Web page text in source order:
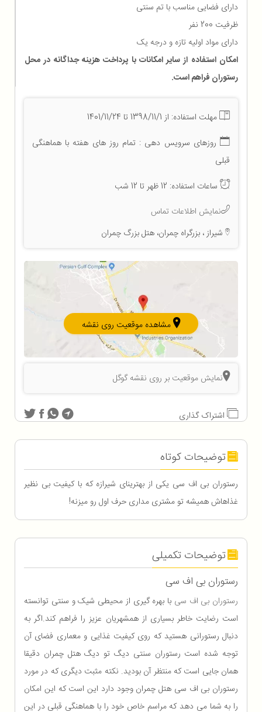
دارای فضایی مناسب با تم سنتی
ظرفیت 200 نفر
دارای مواد اولیه تازه و درجه یک
امکان استفاده از سایر امکانات با پرداخت هزینه جداگانه در محل
رستوران فراهم است.
مهلت استفاده: از 1398/11/1 تا 1401/11/24
روزهای سرویس دهی : تمام روز های هفته با هماهنگی
قبلی
ساعات استفاده: 12 ظهر تا 12 شب
نمایش اطلاعات تماس
شیراز ، بزرگراه چمران، هتل بزرگ چمران
مشاهده موقعیت روی نقشه
نمایش موقعیت بر روی نقشه گوگل
اشتراک گذاری
توضیحات کوتاه
رستوران بی اف سی یکی از بهترینای شیرازه که با کیفیت بی نظیر
غذاهاش همیشه تو مشتری مداری حرف اول رو میزنه!
توضیحات تکمیلی
رستوران بی اف سی
رستوران بی اف سی با بهره گیری از محیطی شیک و سنتی توانسته
است رضایت خاطر بسیاری از همشهریان عزیز را فراهم کند.اگر به
دنبال رستورانی هستید که روی کیفیت غذایی و معماری فضای آن
توجه شده است رستوران سنتی دیگ تو دیگ هتل چمران دقیقا
همان جایی است که منتظر آن بودید. نکته مثبت دیگری که در مورد
رستوران بی اف سی هتل چمران وجود دارد این است که این امکان
را به شما می دهد که مراسم خاص خود را با هماهنگی قبلی در این